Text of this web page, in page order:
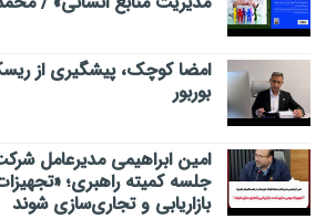
امضا کوچک، پیشگیری از
بوربور
امین ابراهیمی مدیرعامل
جلسه کمیته راهبری؛
بازاریابی و تجاری‌سازی شوند